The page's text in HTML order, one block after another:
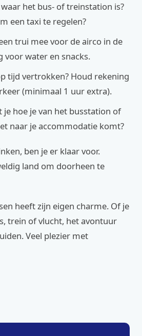
het bus- of treinstation is?
een taxi te regelen?
trui mee voor de airco in de
voor water en snacks.
tijd vertrokken? Houd rekening
(minimaal 1 uur extra).
je hoe je van het busstation of
naar je accommodatie komt?
ben je er klaar voor.
land om doorheen te
heeft zijn eigen charme. Of je
trein of vlucht, het avontuur
Veel plezier met